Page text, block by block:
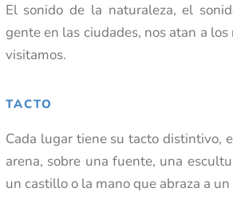
El sonido de la naturaleza, el
gente en las ciudades, nos atan a
visitamos.
TACTO
Cada lugar tiene su tacto distintivo,
arena, sobre una fuente, una
un castillo o la mano que abraza a